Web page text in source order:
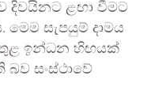
ළඟා වීමට
සැපයුම් දාමය
තුළ ඉන්ධන හිඟයක්
සංස්ථාවේ